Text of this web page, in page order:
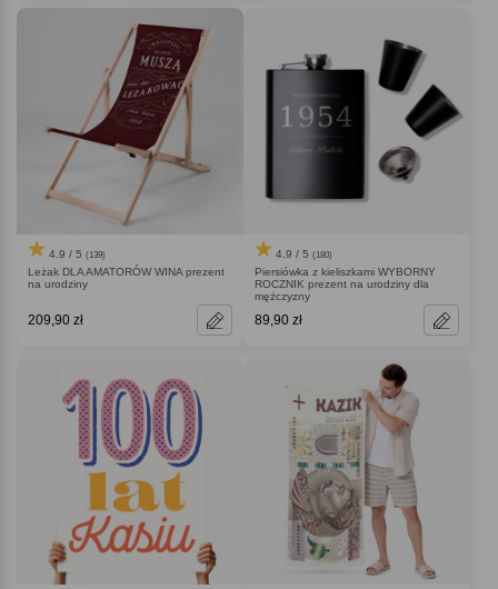
4.9 / 5 (139)
Leżak DLA AMATORÓW WINA prezent
na urodziny
209,90 zł
4.9 / 5 (180)
Piersiówka z kieliszkami WYBORNY
ROCZNIK prezent na urodziny dla
mężczyzny
89,90 zł